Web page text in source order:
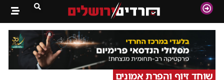
שוחד זיוף והפרת אמונים